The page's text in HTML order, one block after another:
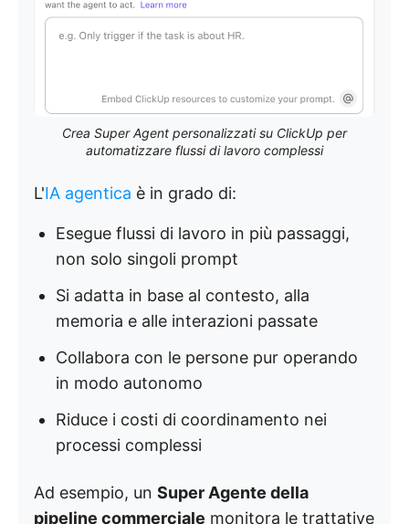
Crea Super Agent personalizzati su ClickUp per
automatizzare flussi di lavoro complessi
L'IA agentica è in grado di:
Esegue flussi di lavoro in più passaggi,
non solo singoli prompt
Si adatta in base al contesto, alla
memoria e alle interazioni passate
Collabora con le persone pur operando
in modo autonomo
Riduce i costi di coordinamento nei
processi complessi
Ad esempio, un Super Agente della
pipeline commerciale monitora le trattative